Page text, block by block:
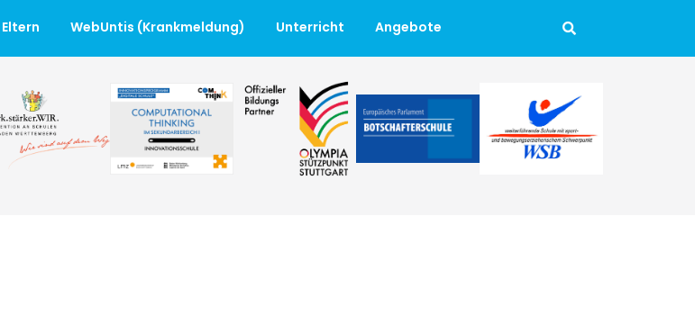
Eltern WebUntis (Krankmeldung) Unterricht Angebote